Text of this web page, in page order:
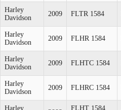
Harley
Davidson
2009 FLTR 1584
Harley
Davidson
2009 FLHR 1584
Harley
Davidson
2009 FLHTC 1584
Harley
Davidson
2009 FLHRC 1584
Harley
FLHT 1584